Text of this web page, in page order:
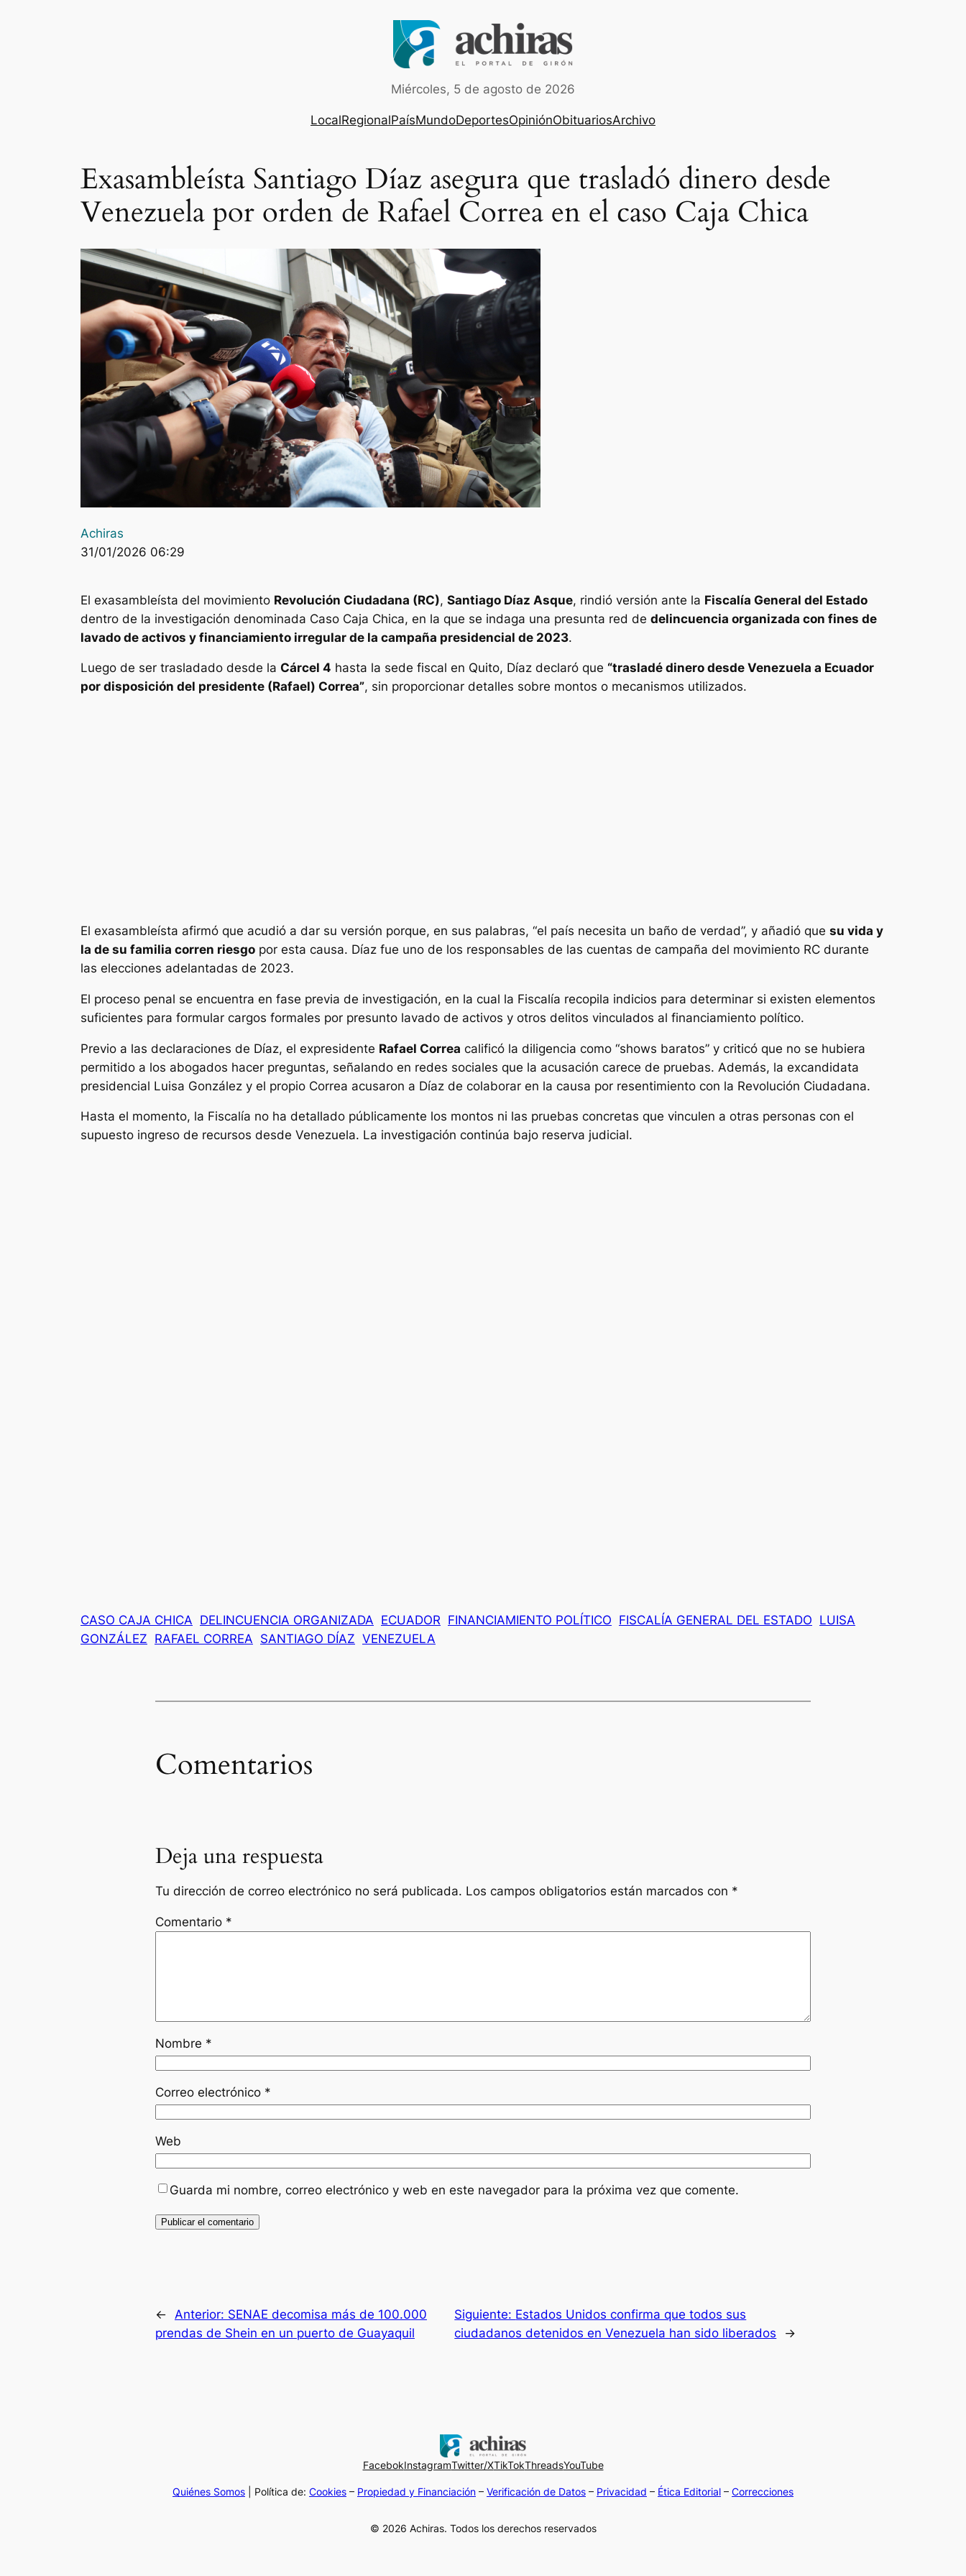
Miércoles, 5 de agosto de 2026
LocalRegionalPaísMundoDeportesOpiniónObituariosArchivo
Exasambleísta Santiago Díaz asegura que trasladó dinero desde
Venezuela por orden de Rafael Correa en el caso Caja Chica
Achiras
31/01/2026 06:29
El exasambleísta del movimiento Revolución Ciudadana (RC), Santiago Díaz Asque, rindió versión ante la Fiscalía General del Estado
dentro de la investigación denominada Caso Caja Chica, en la que se indaga una presunta red de delincuencia organizada con fines de
lavado de activos y financiamiento irregular de la campaña presidencial de 2023.
Luego de ser trasladado desde la Cárcel 4 hasta la sede fiscal en Quito, Díaz declaró que “trasladé dinero desde Venezuela a Ecuador
por disposición del presidente (Rafael) Correa”, sin proporcionar detalles sobre montos o mecanismos utilizados.
El exasambleísta afirmó que acudió a dar su versión porque, en sus palabras, “el país necesita un baño de verdad”, y añadió que su vida y
la de su familia corren riesgo por esta causa. Díaz fue uno de los responsables de las cuentas de campaña del movimiento RC durante
las elecciones adelantadas de 2023.
El proceso penal se encuentra en fase previa de investigación, en la cual la Fiscalía recopila indicios para determinar si existen elementos
suficientes para formular cargos formales por presunto lavado de activos y otros delitos vinculados al financiamiento político.
Previo a las declaraciones de Díaz, el expresidente Rafael Correa calificó la diligencia como “shows baratos” y criticó que no se hubiera
permitido a los abogados hacer preguntas, señalando en redes sociales que la acusación carece de pruebas. Además, la excandidata
presidencial Luisa González y el propio Correa acusaron a Díaz de colaborar en la causa por resentimiento con la Revolución Ciudadana.
Hasta el momento, la Fiscalía no ha detallado públicamente los montos ni las pruebas concretas que vinculen a otras personas con el
supuesto ingreso de recursos desde Venezuela. La investigación continúa bajo reserva judicial.
CASO CAJA CHICA DELINCUENCIA ORGANIZADA ECUADOR FINANCIAMIENTO POLÍTICO FISCALÍA GENERAL DEL ESTADO LUISA
GONZÁLEZ RAFAEL CORREA SANTIAGO DÍAZ VENEZUELA
Comentarios
Deja una respuesta
Tu dirección de correo electrónico no será publicada. Los campos obligatorios están marcados con *
Comentario *
Nombre *
Correo electrónico *
Web
Guarda mi nombre, correo electrónico y web en este navegador para la próxima vez que comente.
← Anterior: SENAE decomisa más de 100.000
prendas de Shein en un puerto de Guayaquil
Siguiente: Estados Unidos confirma que todos sus
ciudadanos detenidos en Venezuela han sido liberados
→
FacebokInstagramTwitter/XTikTokThreadsYouTube
Quiénes Somos | Política de: Cookies – Propiedad y Financiación – Verificación de Datos – Privacidad – Ética Editorial – Correcciones
© 2026 Achiras. Todos los derechos reservados